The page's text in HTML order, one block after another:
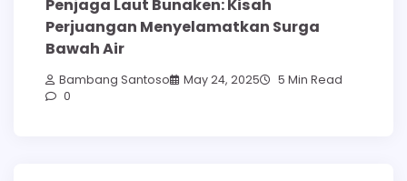
Penjaga Laut Bunaken: Kisah
Perjuangan Menyelamatkan Surga
Bawah Air
Bambang Santoso May 24, 2025
5 Min Read
0